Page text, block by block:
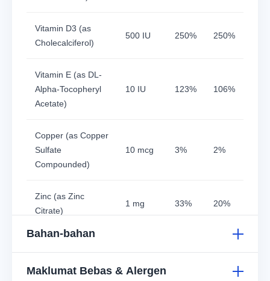
Vitamin D3 (as
Cholecalciferol)
500 IU 250% 250%
Vitamin E (as DL-
Alpha-Tocopheryl
Acetate)
10 IU 123% 106%
Copper (as Copper
Sulfate
Compounded)
10 mcg 3% 2%
Zinc (as Zinc
Citrate)
1 mg 33% 20%
Bahan-bahan
Maklumat Bebas & Alergen